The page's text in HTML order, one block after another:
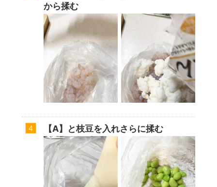
から揉む
【A】と枝豆を入れさらに揉む